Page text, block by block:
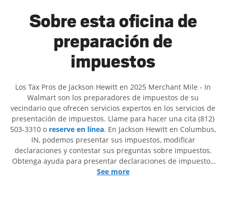
Sobre esta oficina de
preparación de
impuestos
Los Tax Pros de Jackson Hewitt en 2025 Merchant Mile - In
Walmart son ​​los preparadores de impuestos de su
vecindario que ofrecen servicios expertos en los servicios de
presentación de impuestos. Llame para hacer una cita (812)
503-3310 o reserve en línea. En Jackson Hewitt en Columbus,
IN, podemos presentar sus impuestos, modificar
declaraciones y contestar sus preguntas sobre impuestos.
Obtenga ayuda para presentar declaraciones de impuestos
simples o situaciones más complejas, como los impuestos
See more